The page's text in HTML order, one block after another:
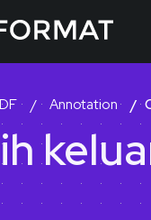
Annotation